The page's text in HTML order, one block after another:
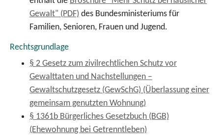
Gewalt" (PDF) des Bundesministeriums für
Familien, Senioren, Frauen und Jugend.
Rechtsgrundlage
§ 2 Gesetz zum zivilrechtlichen Schutz vor
Gewalttaten und Nachstellungen –
Gewaltschutzgesetz (GewSchG) (Überlassung einer
gemeinsam genutzten Wohnung)
§ 1361b Bürgerliches Gesetzbuch (BGB)
(Ehewohnung bei Getrenntleben)